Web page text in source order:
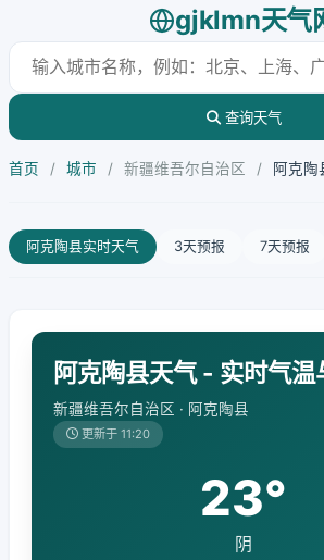
gjklmn天气
查询天气
首页 / 城市 / 新疆维吾尔自治区 / 阿克陶
阿克陶县实时天气 3天预报 7天预报
阿克陶县天气 - 实时气
新疆维吾尔自治区 · 阿克陶县
更新于 11:20
23°
阴